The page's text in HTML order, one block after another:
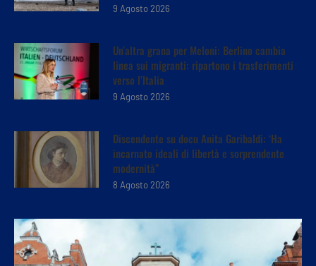
9 Agosto 2026
Un’altra grana per Meloni: Berlino cambia
linea sui migranti: ripartono i trasferimenti
verso l’Italia
9 Agosto 2026
Discendente su docu Anita Garibaldi: ‘Ha
incarnato ideali di libertà e sorprendente
modernità”
8 Agosto 2026